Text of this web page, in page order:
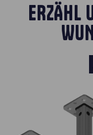
ERZÄHL